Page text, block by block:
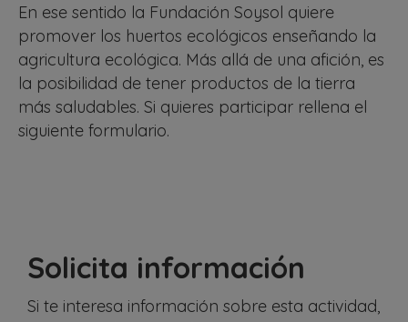
En ese sentido la Fundación Soysol quiere
promover los huertos ecológicos enseñando la
agricultura ecológica. Más allá de una afición, es
la posibilidad de tener productos de la tierra
más saludables. Si quieres participar rellena el
siguiente formulario.
Solicita información
Si te interesa información sobre esta actividad,